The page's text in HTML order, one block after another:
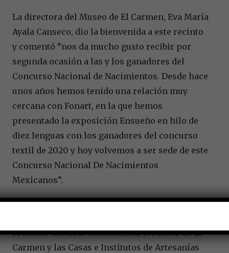
La directora del Museo de El Carmen, Eva María
Ayala Canseco, dio la bienvenida a este recinto
y comentó “nos da mucho gusto recibir por
segunda ocasión a las y los ganadores del
Concurso Nacional de Nacimientos. Desde hace
unos años hemos tenido una relación muy
cercana con Fonart, en la que hemos
presentado la exposición Ensueño en hilo de
diez lenguas con los ganadores del concurso
textil de 2020 y hoy volvemos a ser sede de este
Concurso Nacional De Nacimientos
Mexicanos”.
Por su parte, la directora general del Fonart,
Fomento Cultural Citibanamex, el Museo de El
Carmen y las Casas e Institutos de Artesanías